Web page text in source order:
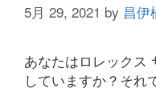
5月 29, 2021 by 昌伊
あなたはロレックス
していますか？それ